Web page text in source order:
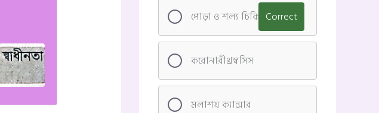
পোড়া ও শল্য চিকিৎসাCorrect
করোনারীথ্রম্বসিস
মলাশয় ক্যান্সার